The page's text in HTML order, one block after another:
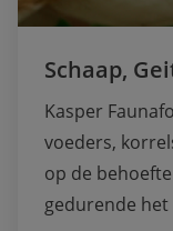
Schaap,
Kasper
voeders,
op de
gedurende het